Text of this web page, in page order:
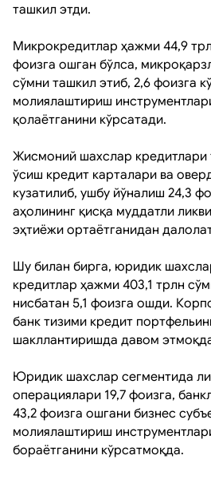
ташкил этди.
Микрокредитлар ҳажми 44,9
фоизга ошган бўлса,
сўмни ташкил этиб, 2,6 фоизга
молиялаштириш
қолаётганини кўрсатади.
Жисмоний шахслар кредитлари
ўсиш кредит карталари ва
кузатилиб, ушбу йўналиш 24,3
аҳолининг қисқа муддатли
эҳтиёжи ортаётганидан
Шу билан бирга, юридик
кредитлар ҳажми 403,1 трлн
нисбатан 5,1 фоизга ошди.
банк тизими кредит
шакллантиришда давом
Юридик шахслар сегментида
операциялари 19,7 фоизга,
43,2 фоизга ошгани бизнес
молиялаштириш
бораётганини кўрсатмоқда.